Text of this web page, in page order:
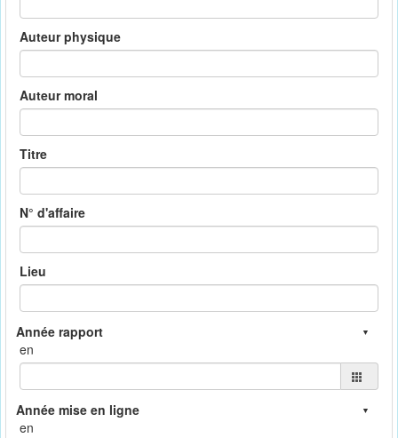
Auteur physique
Auteur moral
Titre
N° d'affaire
Lieu
en
en